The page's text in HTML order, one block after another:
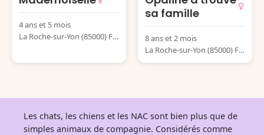
4 ans et 5 mois
La Roche-sur-Yon (85000) Fr
sa famille
8 ans et 2 mois
La Roche-sur-Yon (85000) Fr
ance
Les chats, les chiens et les NAC sont bien plus que de
simples animaux de compagnie. Considérés comme